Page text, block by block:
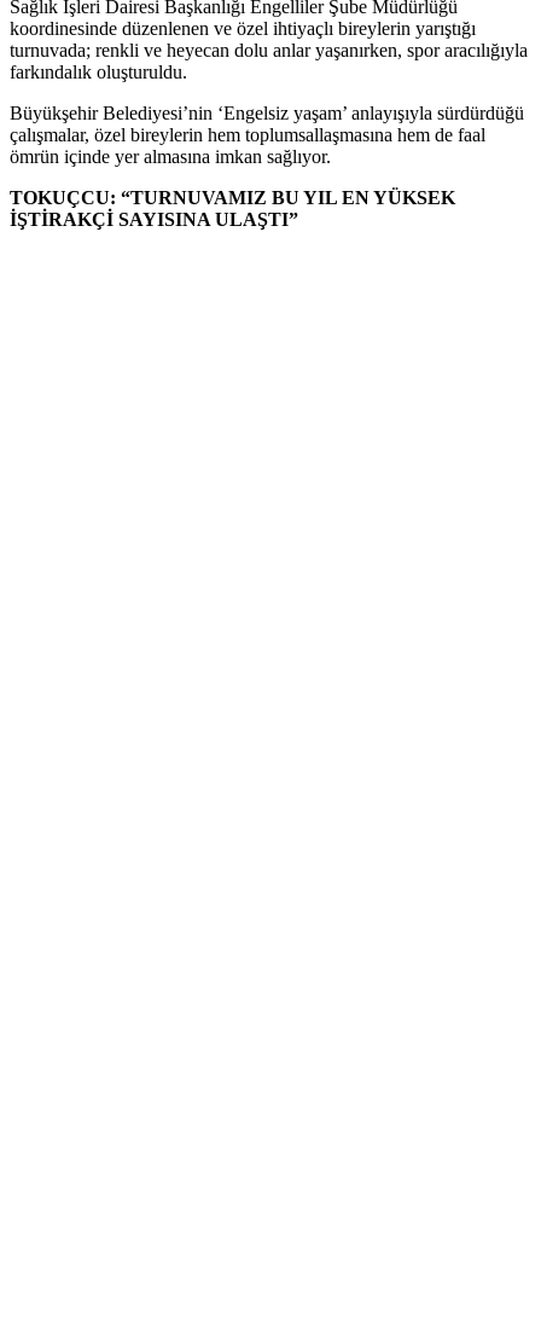
Sağlık İşleri Dairesi Başkanlığı Engelliler Şube Müdürlüğü
koordinesinde düzenlenen ve özel ihtiyaçlı bireylerin yarıştığı
turnuvada; renkli ve heyecan dolu anlar yaşanırken, spor aracılığıyla
farkındalık oluşturuldu.
Büyükşehir Belediyesi’nin ‘Engelsiz yaşam’ anlayışıyla sürdürdüğü
çalışmalar, özel bireylerin hem toplumsallaşmasına hem de faal
ömrün içinde yer almasına imkan sağlıyor.
TOKUÇCU: “TURNUVAMIZ BU YIL EN YÜKSEK
İŞTİRAKÇİ SAYISINA ULAŞTI”